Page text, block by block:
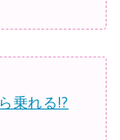
乗れる!?